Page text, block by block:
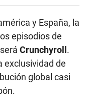
y España, la
episodios de
Crunchyroll.
exclusividad de
global casi